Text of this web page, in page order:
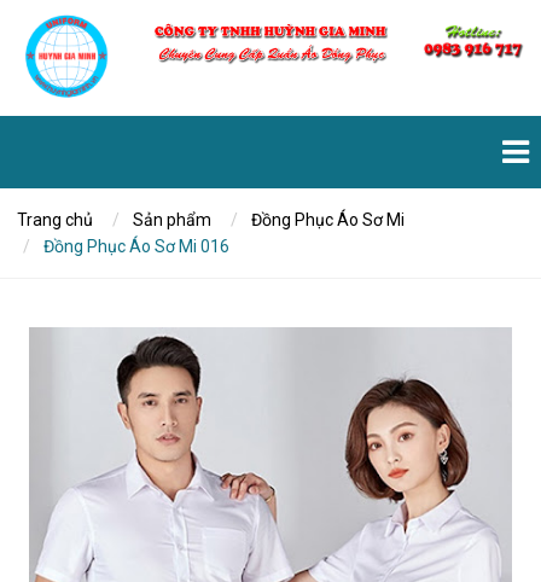
Trang chủ Sản phẩm
Đồng Phục Áo Sơ Mi
Đồng Phục Áo Sơ Mi 016